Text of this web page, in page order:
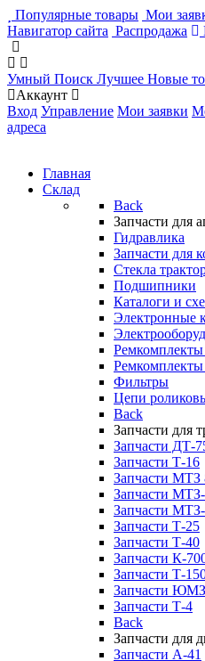
Популярные товары Мои
Навигатор сайта Распродажа
Умный Поиск Лучшее Новые
Аккаунт
Вход Управление Мои заявки
адреса
Главная
Склад
Back
Запчасти для
Гидравлика
Запчасти для
Стекла
Подшипники
Каталоги и
Электронные
Ремкомплекты
Ремкомплекты
Фильтры
Цепи
Back
Запчасти для
Запчасти ДТ-
Запчасти Т-16
Запчасти МТЗ
Запчасти МТЗ-
Запчасти
Запчасти Т-25
Запчасти Т-40
Запчасти К-
Запчасти Т-
Запчасти ЮМЗ
Запчасти Т-4
Back
Запчасти для
Запчасти А-41